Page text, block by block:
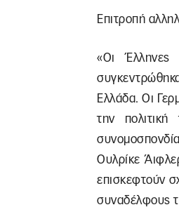
Επιτροπή
«Οι Έλληνες
Ελλάδα. Οι
την
Ουλρίκε
επισκεφτούν
συναδέλφους